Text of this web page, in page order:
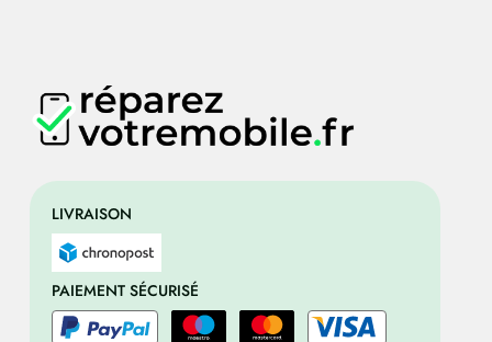
LIVRAISON
PAIEMENT SÉCURISÉ